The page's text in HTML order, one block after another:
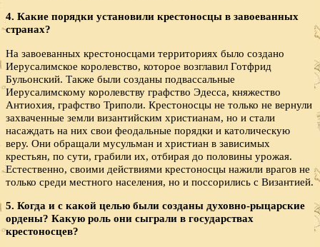
4. Какие порядки установили крестоносцы в завоеванных
странах?
На завоеванных крестоносцами территориях было создано
Иерусалимское королевство, которое возглавил Готфрид
Бульонский. Также были созданы подвассальные
Иерусалимскому королевству графство Эдесса, княжество
Антиохия, графство Триполи. Крестоносцы не только не вернули
захваченные земли византийским христианам, но и стали
насаждать на них свои феодальные порядки и католическую
веру. Они обращали мусульман и христиан в зависимых
крестьян, по сути, грабили их, отбирая до половины урожая.
Естественно, своими действиями крестоносцы нажили врагов не
только среди местного населения, но и поссорились с Византией.
5. Когда и с какой целью были созданы духовно-рыцарские
ордены? Какую роль они сыграли в государствах
крестоносцев?